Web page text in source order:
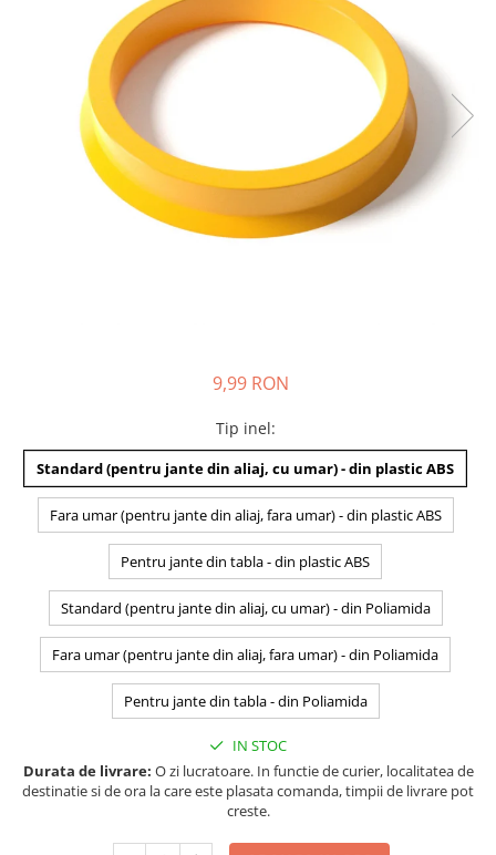
9,99 RON
Tip inel:
Standard (pentru jante din aliaj, cu umar) - din plastic ABS
Fara umar (pentru jante din aliaj, fara umar) - din plastic ABS
Pentru jante din tabla - din plastic ABS
Standard (pentru jante din aliaj, cu umar) - din Poliamida
Fara umar (pentru jante din aliaj, fara umar) - din Poliamida
Pentru jante din tabla - din Poliamida
IN STOC
Durata de livrare: O zi lucratoare. In functie de curier, localitatea de
destinatie si de ora la care este plasata comanda, timpii de livrare pot
creste.